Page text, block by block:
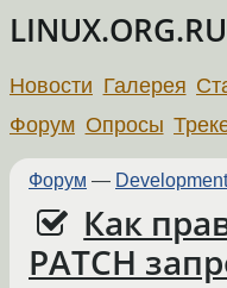
LINUX.ORG.RU
Новости Галерея
Форум Опросы
Форум — Development
Как
PATCH